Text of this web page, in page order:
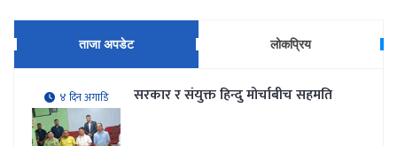
ताजा अपडेट लोकप्रिय
४ दिन अगाडि सरकार र संयुक्त हिन्दु मोर्चाबीच सहमति